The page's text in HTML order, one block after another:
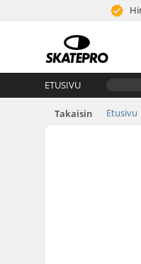
ETUSIVU
Takaisin Etusivu